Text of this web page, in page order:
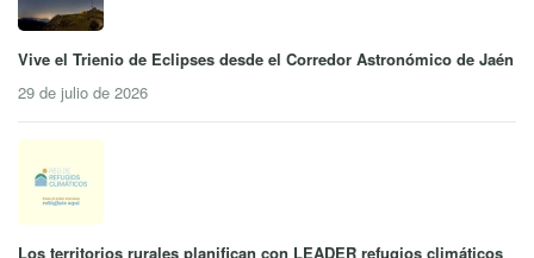
Vive el Trienio de Eclipses desde el Corredor Astronómico de Jaén
29 de julio de 2026
Los territorios rurales planifican con LEADER refugios climáticos